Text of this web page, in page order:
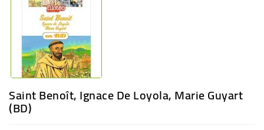
Saint Benoît, Ignace De Loyola, Marie Guyart
(BD)